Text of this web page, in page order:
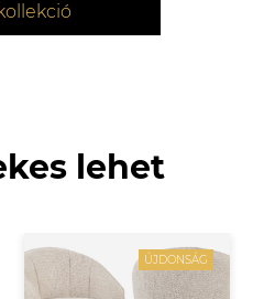
lehet
ÚJDONSÁG